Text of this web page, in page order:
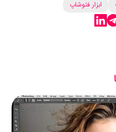
ابزار فتوشاپ